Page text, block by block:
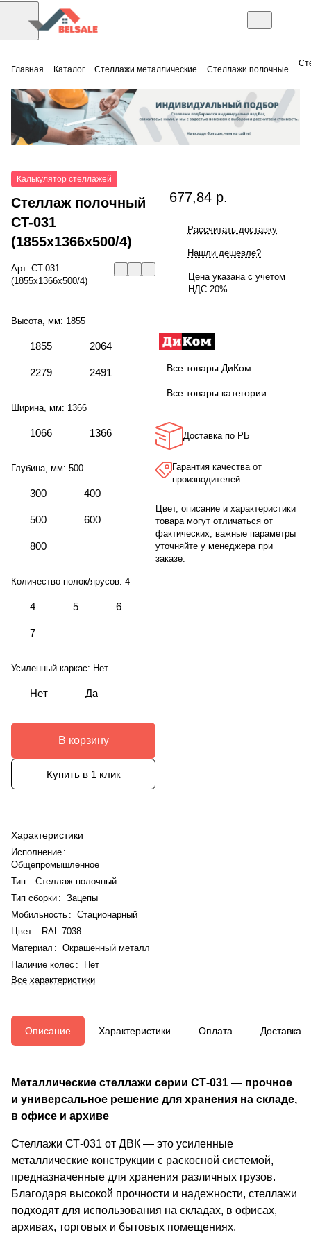
Главная Каталог Стеллажи металлические Стеллажи полочные
Калькулятор стеллажей
Стеллаж полочный
СT-031
(1855x1366x500/4)
Арт. СT-031
(1855x1366x500/4)
Высота, мм: 1855
1855 2064
2279 2491
Ширина, мм: 1366
1066 1366
Глубина, мм: 500
300 400
500 600
800
Количество полок/ярусов: 4
4 5 6
7
Усиленный каркас: Нет
Нет Да
В корзину
Купить в 1 клик
Характеристики
Исполнение :
Общепромышленное
Тип : Стеллаж полочный
Тип сборки: Зацепы
Мобильность : Стационарный
Цвет :
RAL 7038
Материал : Окрашенный металл
Наличие колес :
Нет
Все характеристики
677,84 р.
Рассчитать доставку
Нашли дешевле?
Цена указана с учетом
НДС 20%
Все товары ДиКом
Все товары категории
Доставка по РБ
Гарантия качества от
производителей
Цвет, описание и характеристики
товара могут отличаться от
фактических, важные параметры
уточняйте у менеджера при
заказе.
Описание Характеристики Оплата Доставка
Металлические стеллажи серии СТ-031 — прочное
и универсальное решение для хранения на складе,
в офисе и архиве
Стеллажи СТ-031 от ДВК — это усиленные
металлические конструкции с раскосной системой,
предназначенные для хранения различных грузов.
Благодаря высокой прочности и надежности, стеллажи
подходят для использования на складах, в офисах,
архивах, торговых и бытовых помещениях.